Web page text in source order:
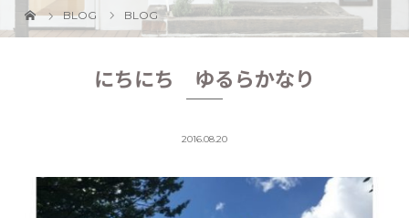
BLOG BLOG
にちにち ゆるらかなり
2016.08.20